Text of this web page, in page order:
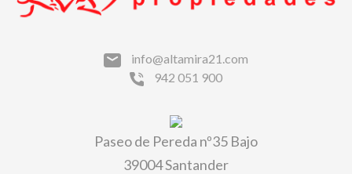
info@altamira21.com
942 051 900
Paseo de Pereda nº35 Bajo
39004 Santander